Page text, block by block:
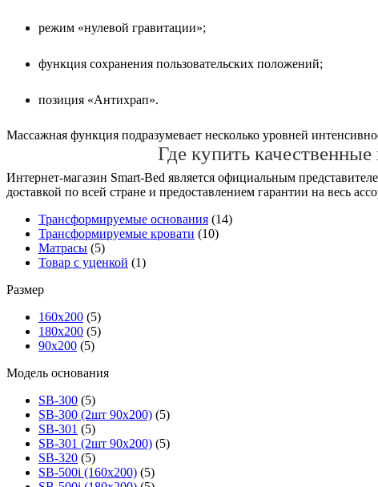
режим «нулевой гравитации»;
функция сохранения пользовательских положений;
позиция «Антихрап».
Массажная функция подразумевает несколько уровней
Где купить
Интернет-магазин Smart-Bed является официальным
доставкой по всей стране и предоставлением гарантии на весь
Трансформируемые основания (14)
Трансформируемые кровати (10)
Матрасы (5)
Товар с уценкой (1)
Размер
160х200 (5)
180х200 (5)
90х200 (5)
Модель основания
SB-300 (5)
SB-300 (2шт 90х200) (5)
SB-301 (5)
SB-301 (2шт 90х200) (5)
SB-320 (5)
SB-500i (160x200) (5)